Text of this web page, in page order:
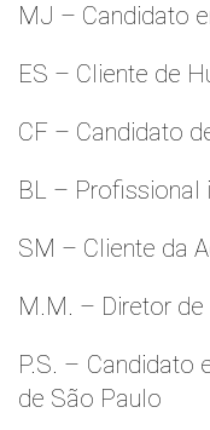
MJ – Candidato
ES – Cliente de
CF – Candidato
BL – Profissional
SM – Cliente da
M.M. – Diretor de
P.S. – Candidato
de São Paulo